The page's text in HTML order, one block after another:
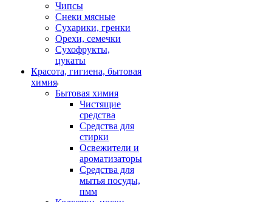
Чипсы
Снеки мясные
Сухарики, гренки
Орехи, семечки
Сухофрукты,
цукаты
Красота, гигиена, бытовая
химия
Бытовая химия
Чистящие
средства
Средства для
стирки
Освежители и
ароматизаторы
Средства для
мытья посуды,
пмм